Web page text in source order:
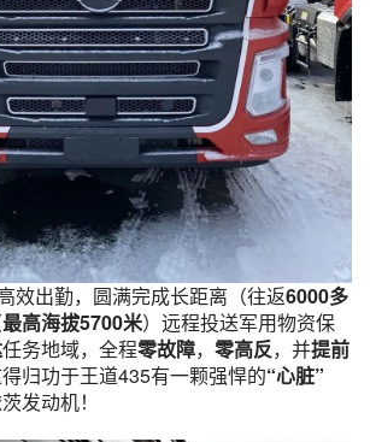
效出勤，圆满完成长距离（往返6000多
最高海拔5700米）远程投送军用物资保
任务地域，全程零故障， 零高反，并提前
归功于王道435有一颗强悍的“心脏”
发动机！